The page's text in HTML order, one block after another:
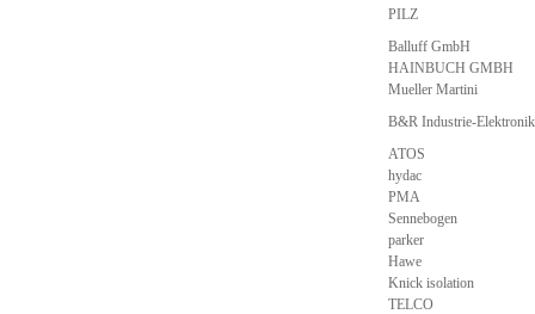
PILZ
Balluff GmbH
HAINBUCH GMBH
Mueller Martini
B&R Industrie-
ATOS
hydac
PMA
Sennebogen
parker
Hawe
Knick isolation
TELCO